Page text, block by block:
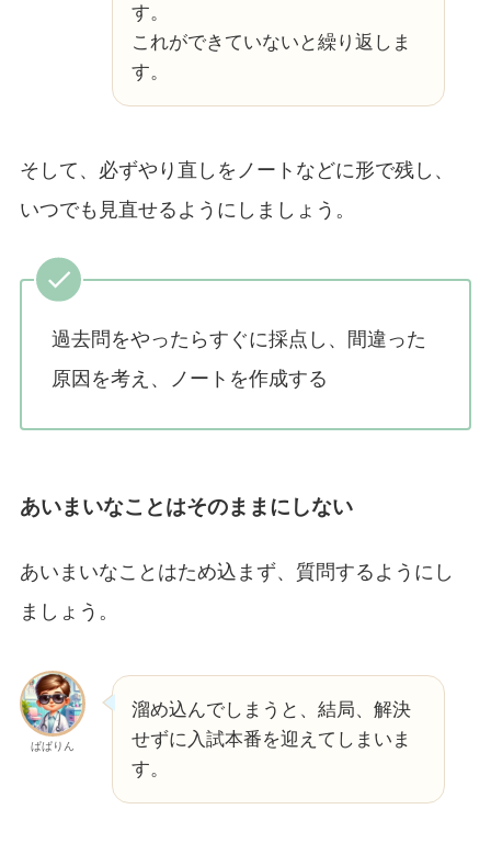
す。
これができていないと繰り返しま
す。
そして、必ずやり直しをノートなどに形で残し、
いつでも見直せるようにしましょう。
過去問をやったらすぐに採点し、間違った
原因を考え、ノートを作成する
あいまいなことはそのままにしない
あいまいなことはため込まず、質問するようにし
ましょう。
ぱぱりん
溜め込んでしまうと、結局、解決
せずに入試本番を迎えてしまいま
す。